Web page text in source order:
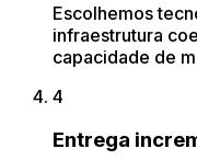
Escolhemos
infraestrutura
capacidade de
4
Entrega